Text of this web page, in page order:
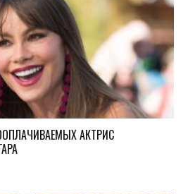
АКТРИС